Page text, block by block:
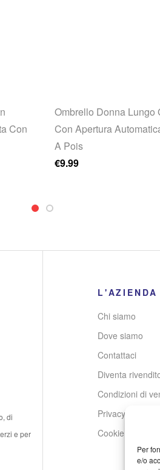
Per
e/o
Con
Ombrello Donna Lungo
Con Apertura
A Pois
€9.99
di
e per
L'AZIENDA
Chi siamo
Dove siamo
Contattaci
Diventa
Condizioni di
Privacy Policy
Cookie Policy